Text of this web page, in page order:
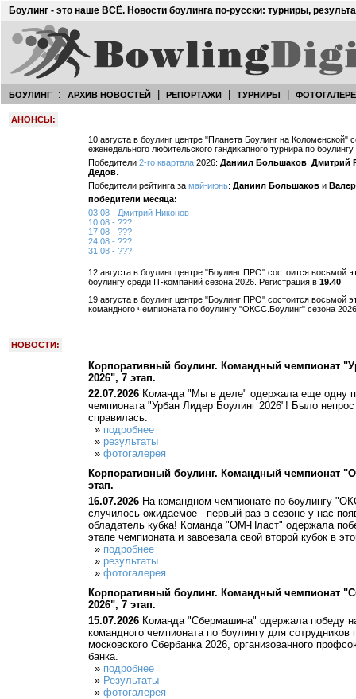
Боулинг - это наше ВСЁ. Новости боулинга по-русски: турниры,
БОУЛИНГ : АРХИВ НОВОСТЕЙ РЕПОРТАЖИ ТУРНИРЫ
АНОНСЫ:
10 августа в боулинг центре "Планета Боулинг на Коломенской"
еженедельного любительского гандикапного турнира по
Победители 2-го квартала 2026: Даниил Большаков Дмитрий
Дедов
Победители рейтинга за май-июнь: Даниил Большаков и
победители месяца:
03.08 - Дмитрий Никонов
10.08 - ???
17.08 - ???
24.08 - ???
31.08 - ???
12 августа в боулинг центре "Боулинг ПРО" состоится восьмой
боулингу среди IT-компаний сезона 2026. Регистрация в 19.40
19 августа в боулинг центре "Боулинг ПРО" состоится восьмой
командного чемпионата по боулингу "ОКСС.Боулинг" сезона
НОВОСТИ:
Корпоративный боулинг. Командный чемпионат
2026", 7 этап.
22.07.2026 Команда "Мы в деле" одержала еще одну
чемпионата "Урбан Лидер Боулинг 2026"! Было
справилась.
» подробнее
» результаты
» фотогалерея
Корпоративный боулинг. Командный чемпионат
этап.
16.07.2026 На командном чемпионате по боулингу
случилось ожидаемое - первый раз в сезоне у нас
обладатель кубка! Команда "ОМ-Пласт" одержала
этапе чемпионата и завоевала свой второй кубок в
» подробнее
» результаты
» фотогалерея
Корпоративный боулинг. Командный чемпионат
2026", 7 этап.
15.07.2026 Команда "Сбермашина" одержала победу
командного чемпионата по боулингу для сотрудников
московского Сбербанка 2026, организованного
банка.
» подробнее
» Результаты
» фотогалерея